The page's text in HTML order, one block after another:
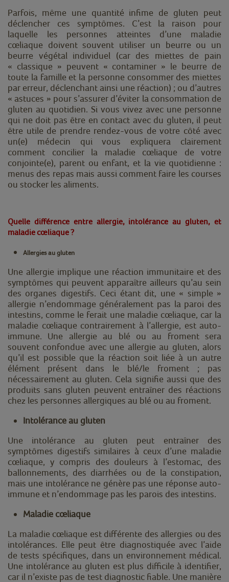
Parfois, même une quantité infime de gluten peut
déclencher ces symptômes. C’est la raison pour
laquelle les personnes atteintes d’une maladie
cœliaque doivent souvent utiliser un beurre ou un
beurre végétal individuel (car des miettes de pain
« classique » peuvent « contaminer » le beurre de
toute la famille et la personne consommer des miettes
par erreur, déclenchant ainsi une réaction) ; ou d’autres
« astuces » pour s’assurer d’éviter la consommation de
gluten au quotidien. Si vous vivez avec une personne
qui ne doit pas être en contact avec du gluten, il peut
être utile de prendre rendez-vous de votre côté avec
un(e) médecin qui vous expliquera clairement
comment concilier la maladie cœliaque de votre
conjointe(e), parent ou enfant, et la vie quotidienne :
menus des repas mais aussi comment faire les courses
ou stocker les aliments.
Quelle différence entre allergie, intolérance au gluten, et
maladie cœliaque ?
Allergies au gluten
Une allergie implique une réaction immunitaire et des
symptômes qui peuvent apparaître ailleurs qu’au sein
des organes digestifs. Ceci étant dit, une « simple »
allergie n’endommage généralement pas la paroi des
intestins, comme le ferait une maladie cœliaque, car la
maladie cœliaque contrairement à l’allergie, est auto-
immune. Une allergie au blé ou au froment sera
souvent confondue avec une allergie au gluten, alors
qu’il est possible que la réaction soit liée à un autre
élément présent dans le blé/le froment ; pas
nécessairement au gluten. Cela signifie aussi que des
produits sans gluten peuvent entraîner des réactions
chez les personnes allergiques au blé ou au froment.
Intolérance au gluten
Une intolérance au gluten peut entraîner des
symptômes digestifs similaires à ceux d’une maladie
cœliaque, y compris des douleurs à l’estomac, des
ballonnements, des diarrhées ou de la constipation,
mais une intolérance ne génère pas une réponse auto-
immune et n’endommage pas les parois des intestins.
Maladie cœliaque
La maladie cœliaque est différente des allergies ou des
intolérances. Elle peut être diagnostiquée avec l’aide
de tests spécifiques, dans un environnement médical.
Une intolérance au gluten est plus difficile à identifier,
car il n’existe pas de test diagnostic fiable. Une manière